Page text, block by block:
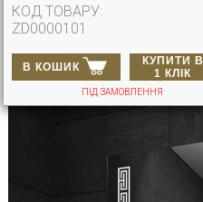
КОД ТОВАРУ:
ZD0000101
В КОШИК
КУПИТИ В
1 КЛІК
ПІД ЗАМОВЛЕННЯ